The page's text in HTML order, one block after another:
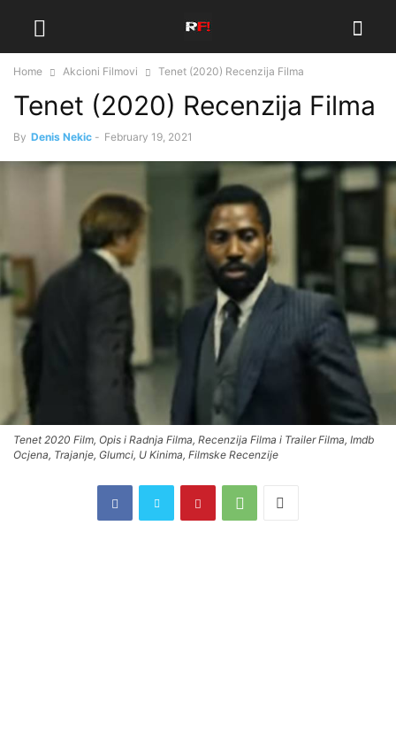
Home Akcioni Filmovi Tenet (2020) Recenzija Filma
Tenet (2020) Recenzija Filma
By Denis Nekic - February 19, 2021
Tenet 2020 Film, Opis i Radnja Filma, Recenzija Filma i Trailer Filma, Imdb
Ocjena, Trajanje, Glumci, U Kinima, Filmske Recenzije